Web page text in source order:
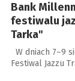
Bank
festiwalu
Tarka"
W dniach 7–9
Festiwal Jazzu